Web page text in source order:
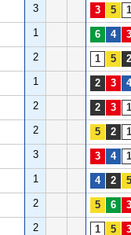
3
1
2
1
2
2
3
1
2
2